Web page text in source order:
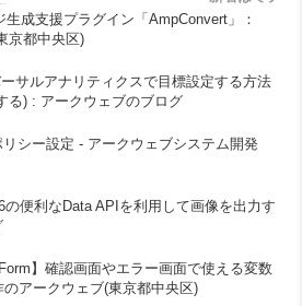
成支援プラグイン「AmpConvert」：
京都中央区)
ーサルアナリティクスで目標設定する方法
る) : アークウェブのブログ
シー設定 - アークウェブシステム開発
便利なData APIを利用して画像を出力す
】確認画面やエラー画面で使える変数
アークウェブ(東京都中央区)